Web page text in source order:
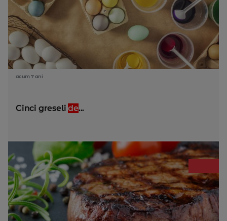
acum 7 ani
Cinci greselide...